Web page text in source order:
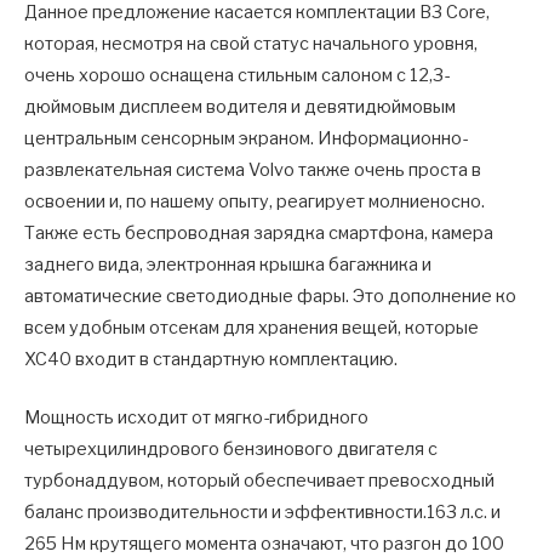
Данное предложение касается комплектации B3 Core,
которая, несмотря на свой статус начального уровня,
очень хорошо оснащена стильным салоном с 12,3-
дюймовым дисплеем водителя и девятидюймовым
центральным сенсорным экраном. Информационно-
развлекательная система Volvo также очень проста в
освоении и, по нашему опыту, реагирует молниеносно.
Также есть беспроводная зарядка смартфона, камера
заднего вида, электронная крышка багажника и
автоматические светодиодные фары. Это дополнение ко
всем удобным отсекам для хранения вещей, которые
XC40 входит в стандартную комплектацию.
Мощность исходит от мягко-гибридного
четырехцилиндрового бензинового двигателя с
турбонаддувом, который обеспечивает превосходный
баланс производительности и эффективности.163 л.с. и
265 Нм крутящего момента означают, что разгон до 100